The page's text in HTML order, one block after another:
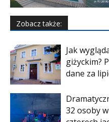
Zobacz także:
Jak
giżyckim?
dane za
32 osoby